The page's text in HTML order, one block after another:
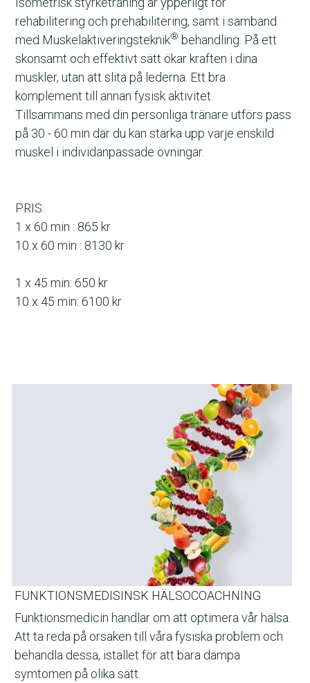
rehabilitering och prehabilitering, samt i samband
med Muskelaktiveringsteknik® behandling. På ett
skonsamt och effektivt sätt ökar kraften i dina
muskler, utan att slita på lederna. Ett bra
komplement till annan fysisk aktivitet.
Tillsammans med din personliga tränare utförs pass
på 30 - 60 min där du kan stärka upp varje enskild
muskel i individanpassade övningar.
PRIS:
1 x 60 min : 865 kr
10 x 60 min : 8130 kr
1 x 45 min: 650 kr
10 x 45 min: 6100 kr
FUNKTIONSMEDISINSK HÄLSOCOACHNING
Funktionsmedicin handlar om att optimera vår hälsa.
Att ta reda på orsaken till våra fysiska problem och
behandla dessa, istället för att bara dämpa
symtomen på olika sätt.